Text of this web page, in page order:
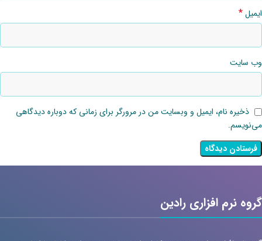
ایمیل*
وب‌ سایت
ذخیره نام، ایمیل و وبسایت من در مرورگر برای زمانی که دوباره دیدگاهی
می‌نویسم.
گروه نرم افزاری رادین